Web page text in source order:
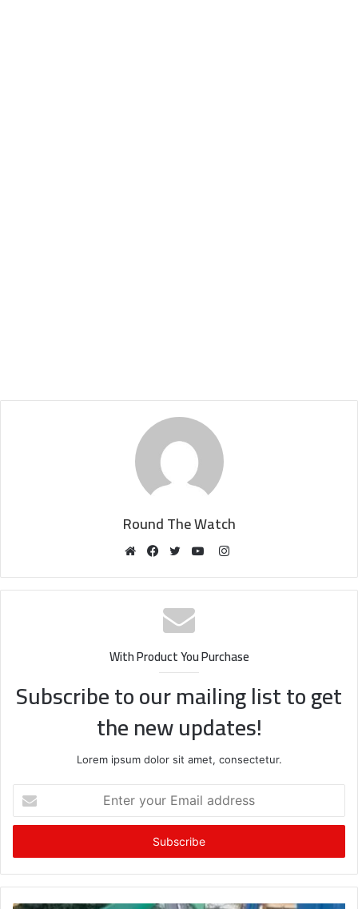
Round The Watch
Instagram
With Product You Purchase
Subscribe to our mailing list to get
the new updates!
Lorem ipsum dolor sit amet, consectetur.
your
Email